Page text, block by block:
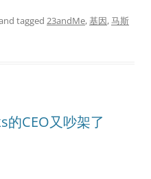
tagged 23andMe,基因,马斯
CEO又吵架了